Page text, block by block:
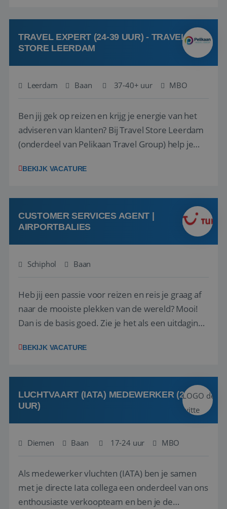
team het reisbureau verder...
TRAVEL EXPERT (24-39 UUR) - TRAVEL
STORE LEERDAM
Leerdam Baan 37-40+ uur MBO
Ben jij gek op reizen en krijg je energie van het
adviseren van klanten? Bij Travel Store Leerdam
(onderdeel van Pelikaan Travel Group) help je
vinden. Samen maken we van elke reis een
hebt in de reisbranche of j...
BEKIJK VACATURE
CUSTOMER SERVICES AGENT |
AIRPORTBALIES
Schiphol Baan
Heb jij een passie voor reizen en reis je graag af
naar de mooiste plekken van de wereld? Mooi!
Dan is de basis goed. Zie je het als een uitdaging
het samenstellen en boeken van de perfecte
deze onderdelen zijn nu samen gevoegd...
BEKIJK VACATURE
LUCHTVAART (IATA) MEDEWERKER (24-32
UUR)
Diemen Baan 17-24 uur MBO
Als medewerker vluchten (IATA) ben je samen
met je directe Iata collega een onderdeel van ons
enthousiaste verkoopteam en ben je de